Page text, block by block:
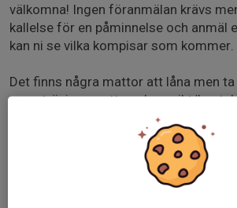
välkomna! Ingen föranmälan krävs
kallelse för en påminnelse och anmäl
kan ni se vilka kompisar som kommer.
Det finns några mattor att låna men
egen träningsmatta och en vikt/
ni vill ha lite mer utmaning. Det går
utan vikt. Vi tränar rörlighet, balans
Samling onsdagar kl 18:50 i lilla